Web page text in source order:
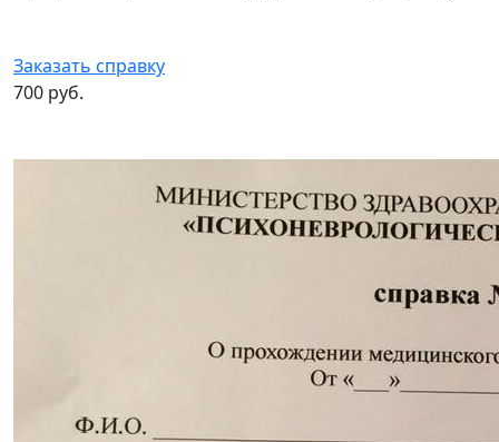
Заказать справку
700 руб.